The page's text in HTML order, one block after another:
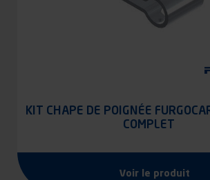
KIT CHAPE DE POIGNÉE
COMPLET
Voir le produit